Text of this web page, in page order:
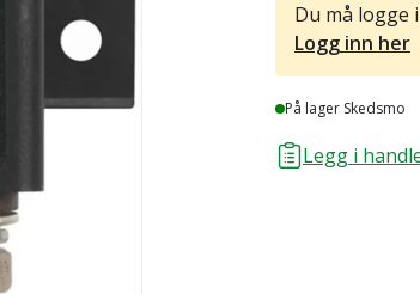
Du må logge
Logg inn her
Lager
På lager Skedsmo
Legg i